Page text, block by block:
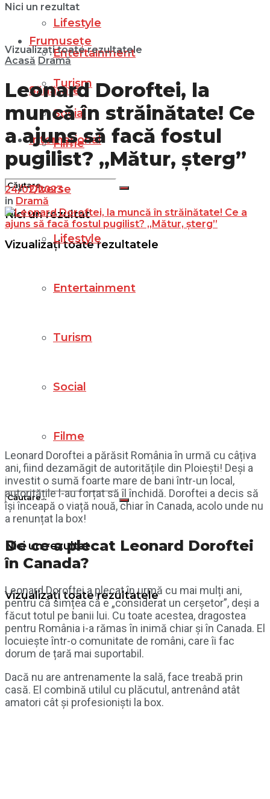
Lifestyle
Entertainment
Turism
Social
Filme
Nici un rezultat
Vizualizați toate rezultatele
Frumusețe
Sănătate
Internațional
Diverse
Lifestyle
Entertainment
Turism
Social
Filme
Nici un rezultat
Vizualizați toate rezultatele
Nici un rezultat
Vizualizați toate rezultatele
Acasă Dramă
Leonard Doroftei, la
muncă în străinătate! Ce
a ajuns să facă fostul
pugilist? „Mătur, șterg”
24/02/2023
in Dramă
Leonard Doroftei a părăsit România în urmă cu câțiva
ani, fiind dezamăgit de autoritățile din Ploiești! Deși a
investit o sumă foarte mare de bani într-un local,
autoritățile l-au forțat să îl închidă. Doroftei a decis să
își înceapă o viață nouă, chiar în Canada, acolo unde nu
a renunțat la box!
De ce a plecat Leonard Doroftei
în Canada?
Leonard Doroftei a plecat în urmă cu mai mulți ani,
pentru că simțea că e „considerat un cerșetor”, deși a
făcut totul pe banii lui. Cu toate acestea, dragostea
pentru România i-a rămas în inimă chiar și în Canada. El
locuiește într-o comunitate de români, care îi fac
dorum de țară mai suportabil.
Dacă nu are antrenamente la sală, face treabă prin
casă. El combină utilul cu plăcutul, antrenând atât
amatori cât și profesioniști la box.